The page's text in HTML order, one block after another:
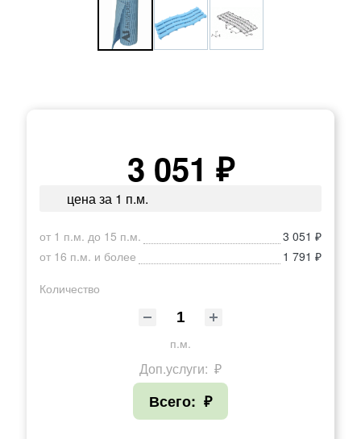
3 051 ₽
цена за 1 п.м.
от 1 п.м. до 15 п.м.
3 051 ₽
от 16 п.м. и более
1 791 ₽
Количество
п.м.
Доп.услуги: ₽
Всего: ₽